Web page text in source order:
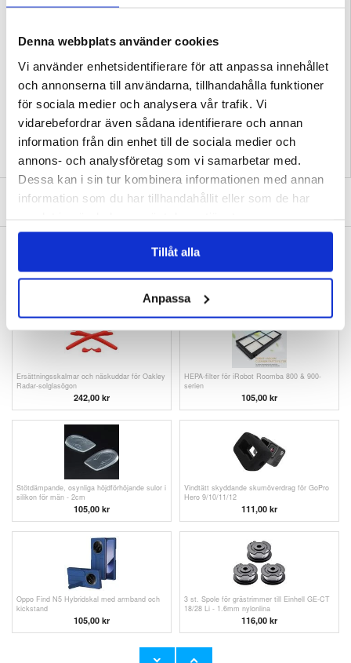
Denna webbplats använder cookies
Vi använder enhetsidentifierare för att anpassa innehållet
och annonserna till användarna, tillhandahålla funktioner
för sociala medier och analysera vår trafik. Vi
vidarebefordrar även sådana identifierare och annan
information från din enhet till de sociala medier och
annons- och analysföretag som vi samarbetar med.
Dessa kan i sin tur kombinera informationen med annan
information som du har tillhandahållit eller som de har
Tillåt alla
Anpassa
Kompatibilitet:Samsung Galaxy A06 5G
Samsung Skal & Tillbehör
Galaxy A06 5G Skal & Tillbehör
SKRIV EN RECENSION
ANDRA KUNDER HAR OCKSÅ KÖPT
etikettskrivare - 57x15mm - 5 rullar
bildörrar - 200 st.
Ersättningsskalmar och näskuddar för Oakley
Radar-solglasögon
242,00 kr
HEPA-filter för iRobot Roomba 800 & 900-
serien
105,00 kr
Stötdämpande, osynliga höjdförhöjande sulor i
silikon för män - 2cm
105,00 kr
Vindtätt skyddande skumöverdrag för GoPro
Hero 9/10/11/12
111,00 kr
Oppo Find N5 Hybridskal med armband och
kickstand
105,00 kr
3 st. Spole för grästrimmer till Einhell GE-CT
18/28 Li - 1.6mm nylonlina
116,00 kr